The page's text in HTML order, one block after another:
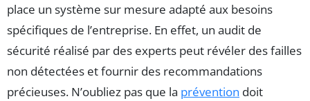
place un système sur mesure adapté aux besoins
spécifiques de l’entreprise. En effet, un audit de
sécurité réalisé par des experts peut révéler des failles
non détectées et fournir des recommandations
précieuses. N’oubliez pas que la prévention doit